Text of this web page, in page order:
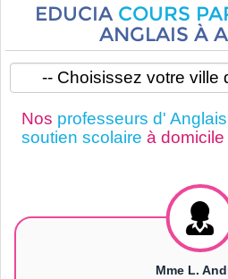
EDUCIA COURS
ANGLAIS À
Nos professeurs d'
soutien scolaire à domicile
Mme L.